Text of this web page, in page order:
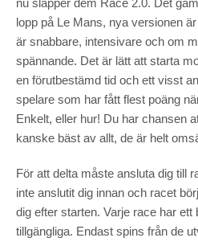
nu släpper dem Race 2.0. Det
lopp på Le Mans, nya versionen
är snabbare, intensivare och om
spännande. Det är lätt att starta
en förutbestämd tid och ett visst
spelare som har fått flest poäng
Enkelt, eller hur! Du har chansen
kanske bäst av allt, de är helt
För att delta måste ansluta dig till
inte anslutit dig innan och racet
dig efter starten. Varje race har ett
tillgängliga. Endast spins från de